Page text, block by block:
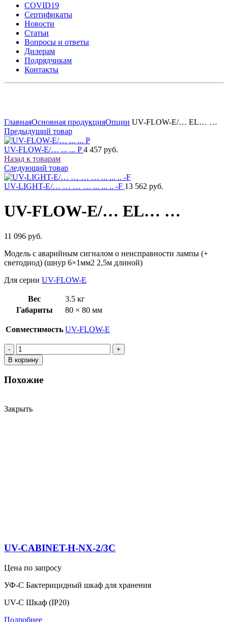
COVID19
Сертификаты
Новости
Статьи
Вопросы и ответы
Дилерам
Подрядчикам
Контакты
ГлавнаяОсновная продукцияОпции UV-FLOW-E/… EL… …
Предыдущий товар
UV-FLOW-E/… ... ... P4 457 руб.
Назад к товарам
Следующий товар
UV-LIGHT-E/… … … … ... ... .. -F 13 562 руб.
UV-FLOW-E/… EL… …
11 096 руб.
Модель с аварийным сигналом о неисправности лампы (+
светодиод) (шнур 6×1мм2 2,5м длиной)
Для серии UV-FLOW-E
Вес
3.5 кг
Габариты
80 × 80 мм
Совместимость UV-FLOW-E
Количество
товара
UV-
E/
…
В корзину
Похожие
Закрыть
UV-CABINET-H-NX-2/3C
Цена по запросу
УФ-С Бактерицидный шкаф для хранения
UV-C Шкаф (IP20)
Подробнее